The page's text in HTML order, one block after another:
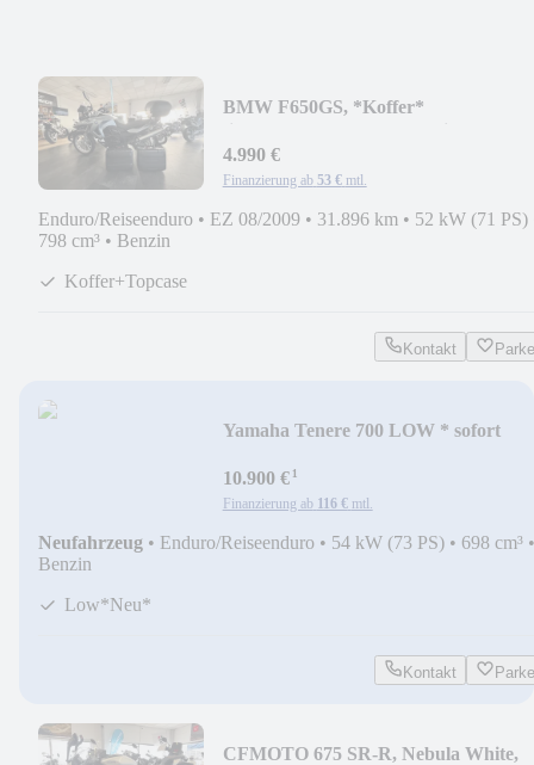
BMW F650GS, *Koffer*
4.990 €
Finanzierung ab 53 € mtl.
Enduro/Reiseenduro • EZ 08/2009 • 31.896 km • 52 kW (71 PS)
798 cm³ • Benzin
Koffer+Topcase
Kontakt
Yamaha Tenere 700 LOW * sofort
10.900 €¹
Finanzierung ab 116 € mtl.
Neufahrzeug • Enduro/Reiseenduro • 54 kW (73 PS) • 698 cm³ •
Benzin
Low*Neu*
Kontakt
CFMOTO 675 SR-R, Nebula White,